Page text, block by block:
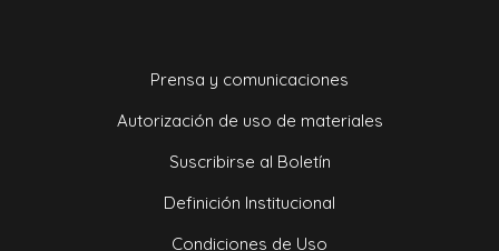
Prensa y comunicaciones
Autorización de uso de materiales
Suscribirse al Boletín
Definición Institucional
Condiciones de Uso